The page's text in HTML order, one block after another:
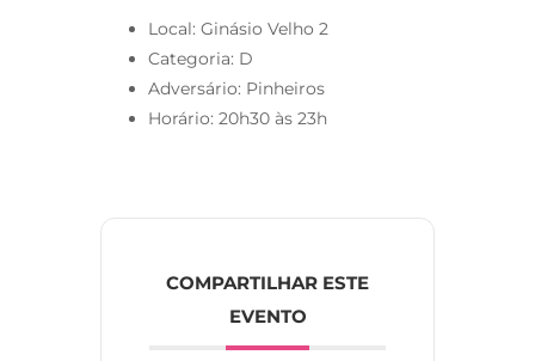
Local: Ginásio Velho 2
Categoria: D
Adversário: Pinheiros
Horário: 20h30 às 23h
COMPARTILHAR ESTE
EVENTO